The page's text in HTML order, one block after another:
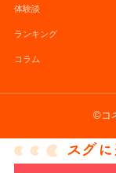
体験談
ランキング
コラム
©コ